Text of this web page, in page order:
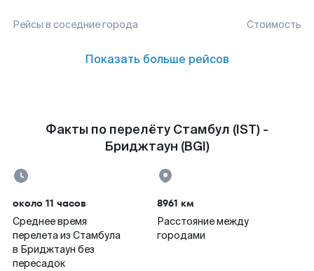
Рейсы в соседние города Стоимость
Показать больше рейсов
Факты по перелёту Стамбул (IST) -
Бриджтаун (BGI)
около 11 часов
Среднее время
перелета из Стамбула
в Бриджтаун без
пересадок
8961 км
Расстояние между
городами